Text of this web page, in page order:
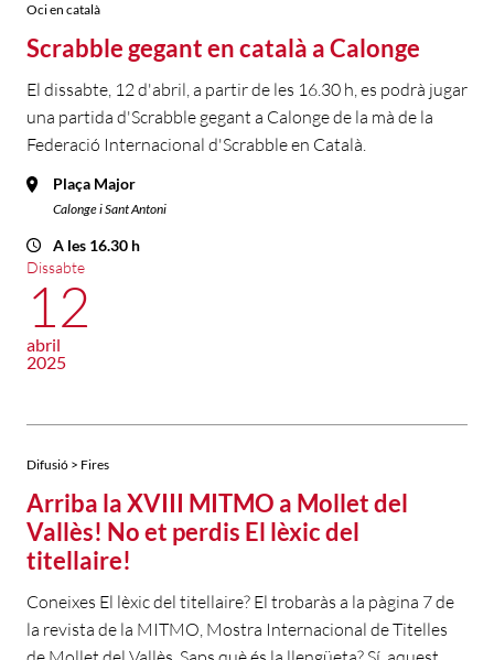
Oci en català
Scrabble gegant en català a Calonge
El dissabte, 12 d'abril, a partir de les 16.30 h, es podrà jugar
una partida d'Scrabble gegant a Calonge de la mà de la
Federació Internacional d'Scrabble en Català.
Plaça Major
Calonge i Sant Antoni
A les 16.30 h
Dissabte
12
abril
2025
Difusió > Fires
Arriba la XVIII MITMO a Mollet del
Vallès! No et perdis El lèxic del
titellaire!
Coneixes El lèxic del titellaire? El trobaràs a la pàgina 7 de
la revista de la MITMO, Mostra Internacional de Titelles